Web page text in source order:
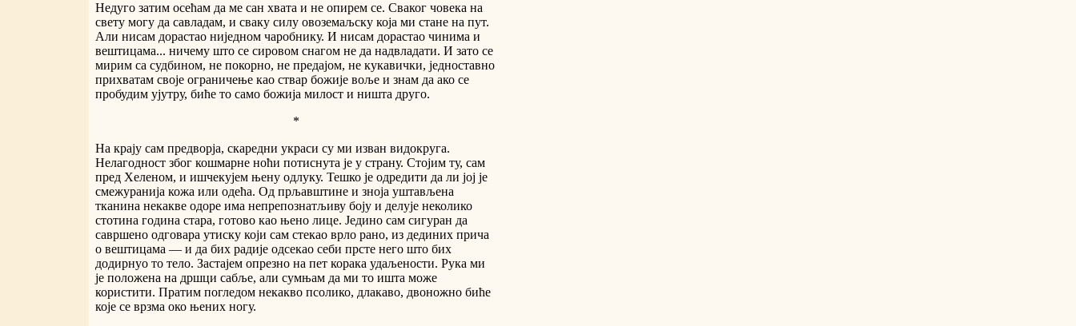
Недуго затим осећам да ме сан хвата и не опирем се. Сваког човека на
свету могу да савладам, и сваку силу овоземаљску која ми стане на пут.
Али нисам дорастао ниједном чаробнику. И нисам дорастао чинима и
вештицама... ничему што се сировом снагом не да надвладати. И зато се
мирим са судбином, не покорно, не предајом, не кукавички, једноставно
прихватам своје ограничење као ствар божије воље и знам да ако се
пробудим ујутру, биће то само божија милост и ништа друго.
*
На крају сам предворја, скаредни украси су ми изван видокруга.
Нелагодност због кошмарне ноћи потиснута је у страну. Стојим ту, сам
пред Хеленом, и ишчекујем њену одлуку. Тешко је одредити да ли јој је
смежуранија кожа или одећа. Од прљавштине и зноја уштављена
тканина некакве одоре има непрепознатљиву боју и делује неколико
стотина година стара, готово као њено лице. Једино сам сигуран да
савршено одговара утиску који сам стекао врло рано, из дединих прича
о вештицама — и да бих радије одсекао себи прсте него што бих
додирнуо то тело. Застајем опрезно на пет корака удаљености. Рука ми
је положена на дршци сабље, али сумњам да ми то ишта може
користити. Пратим погледом некакво псолико, длакаво, двоножно биће
које се врзма око њених ногу.